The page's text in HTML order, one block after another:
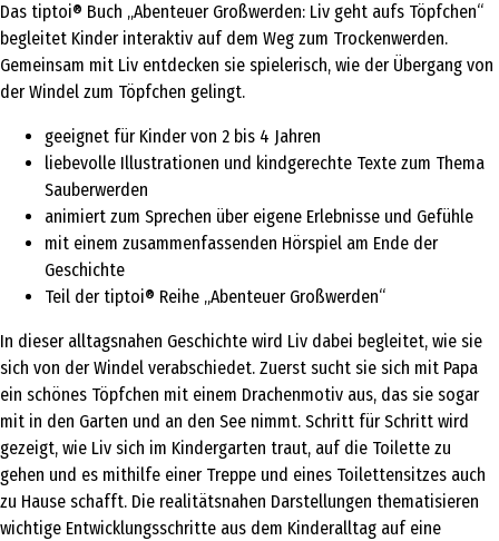
Das tiptoi® Buch „Abenteuer Großwerden: Liv geht aufs Töpfchen“
begleitet Kinder interaktiv auf dem Weg zum Trockenwerden.
Gemeinsam mit Liv entdecken sie spielerisch, wie der Übergang von
der Windel zum Töpfchen gelingt.
geeignet für Kinder von 2 bis 4 Jahren
liebevolle Illustrationen und kindgerechte Texte zum Thema
Sauberwerden
animiert zum Sprechen über eigene Erlebnisse und Gefühle
mit einem zusammenfassenden Hörspiel am Ende der
Geschichte
Teil der tiptoi® Reihe „Abenteuer Großwerden“
In dieser alltagsnahen Geschichte wird Liv dabei begleitet, wie sie
sich von der Windel verabschiedet. Zuerst sucht sie sich mit Papa
ein schönes Töpfchen mit einem Drachenmotiv aus, das sie sogar
mit in den Garten und an den See nimmt. Schritt für Schritt wird
gezeigt, wie Liv sich im Kindergarten traut, auf die Toilette zu
gehen und es mithilfe einer Treppe und eines Toilettensitzes auch
zu Hause schafft. Die realitätsnahen Darstellungen thematisieren
wichtige Entwicklungsschritte aus dem Kinderalltag auf eine